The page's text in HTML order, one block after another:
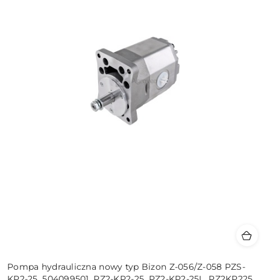
Pompa hydrauliczna nowy typ Bizon Z-056/Z-058 PZS-